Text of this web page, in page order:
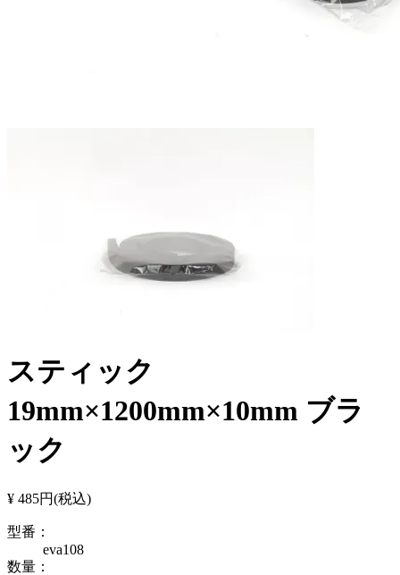
スティック
19mm×1200mm×10mm ブラ
ック
¥ 485円(税込)
型番：
eva108
数量：